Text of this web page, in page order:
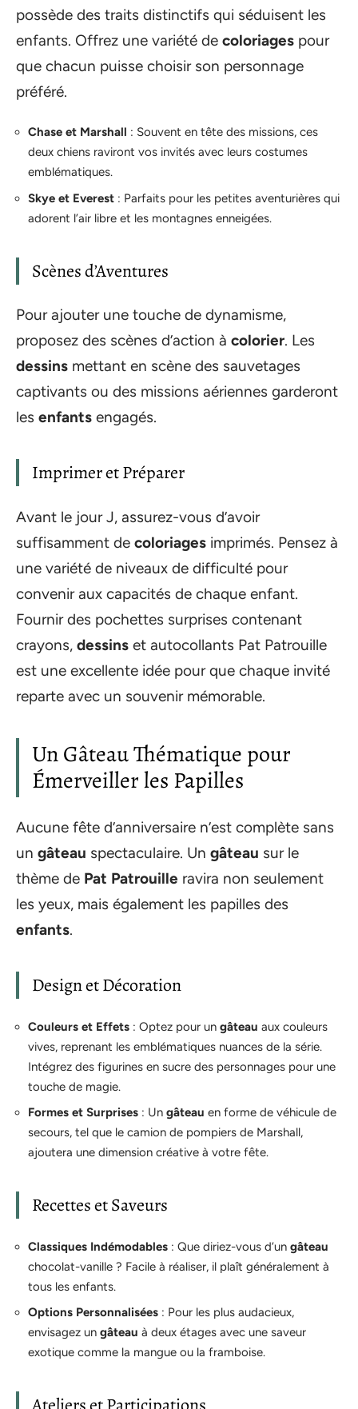
possède des traits distinctifs qui séduisent les
enfants. Offrez une variété de coloriages pour
que chacun puisse choisir son personnage
préféré.
Chase et Marshall : Souvent en tête des missions, ces
deux chiens raviront vos invités avec leurs costumes
emblématiques.
Skye et Everest : Parfaits pour les petites aventurières qui
adorent l’air libre et les montagnes enneigées.
Scènes d’Aventures
Pour ajouter une touche de dynamisme,
proposez des scènes d’action à colorier. Les
dessins mettant en scène des sauvetages
captivants ou des missions aériennes garderont
les enfants engagés.
Imprimer et Préparer
Avant le jour J, assurez-vous d’avoir
suffisamment de coloriages imprimés. Pensez à
une variété de niveaux de difficulté pour
convenir aux capacités de chaque enfant.
Fournir des pochettes surprises contenant
crayons, dessins et autocollants Pat Patrouille
est une excellente idée pour que chaque invité
reparte avec un souvenir mémorable.
Un Gâteau Thématique pour
Émerveiller les Papilles
Aucune fête d’anniversaire n’est complète sans
un gâteau spectaculaire. Un gâteau sur le
thème de Pat Patrouille ravira non seulement
les yeux, mais également les papilles des
enfants.
Design et Décoration
Couleurs et Effets : Optez pour un gâteau aux couleurs
vives, reprenant les emblématiques nuances de la série.
Intégrez des figurines en sucre des personnages pour une
touche de magie.
Formes et Surprises : Un gâteau en forme de véhicule de
secours, tel que le camion de pompiers de Marshall,
ajoutera une dimension créative à votre fête.
Recettes et Saveurs
Classiques Indémodables : Que diriez-vous d’un gâteau
chocolat-vanille ? Facile à réaliser, il plaît généralement à
tous les enfants.
Options Personnalisées : Pour les plus audacieux,
envisagez un gâteau à deux étages avec une saveur
exotique comme la mangue ou la framboise.